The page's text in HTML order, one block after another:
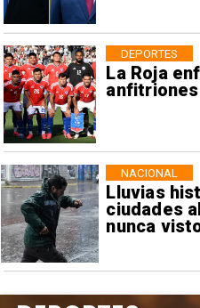
La Roja
anfitriones
DEPORTES
Lluvias
ciudades
nunca
NACIONAL